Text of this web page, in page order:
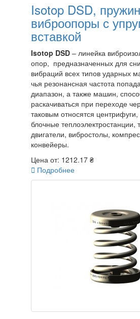
Isotop DSD,
виброопоры с
вставкой
Isotop DSD – линейка
опор, предназначенных для
вибраций всех типов ударных
чья резонансная частота
диапазон, а также машин,
раскачиваться при переходе
таковым относятся
блочные теплоэлектростанции,
двигатели, вибростолы,
конвейеры.
Цена от: 1212.17 ₴
 Подробнее